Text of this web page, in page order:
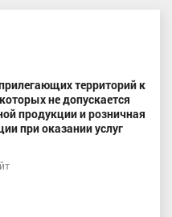
территорий к
не допускается
продукции и розничная
при оказании услуг